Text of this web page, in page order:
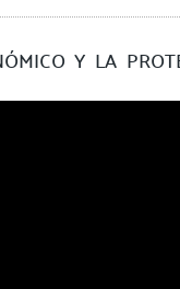
Y LA